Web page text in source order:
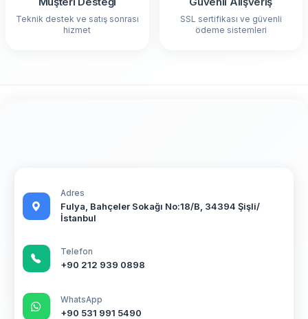
Teknik destek ve satış sonrası
hizmet
SSL sertifikası ve güvenli
ödeme sistemleri
Adres
Fulya, Bahçeler Sokağı No:18/B, 34394 Şişli/
İstanbul
Telefon
+90 212 939 0898
WhatsApp
+90 531 991 5490